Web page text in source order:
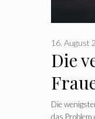
Die
16. August
Die
das